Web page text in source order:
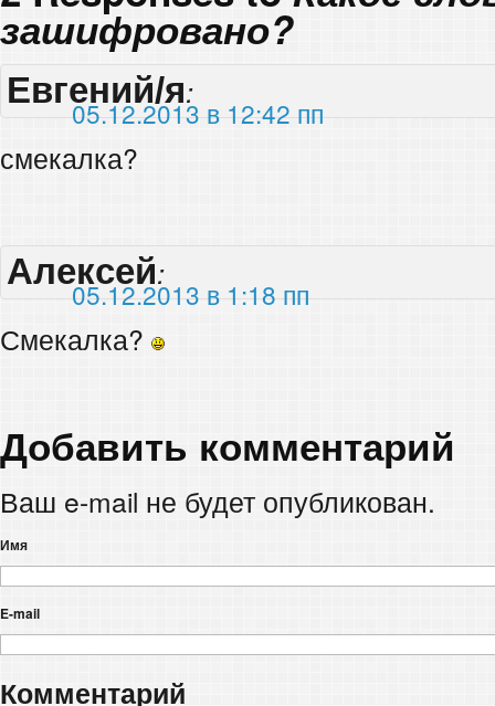
зашифровано?
Евгений/я:
05.12.2013 в 12:42 пп
смекалка?
Алексей:
05.12.2013 в 1:18 пп
Смекалка?
Добавить комментарий
Ваш e-mail не будет опубликован.
Имя
E-mail
Комментарий